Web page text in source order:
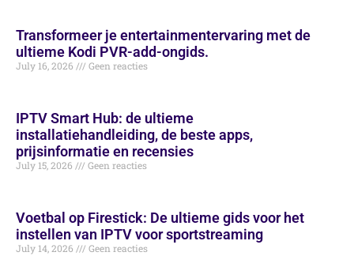
Transformeer je entertainmentervaring met de
ultieme Kodi PVR-add-ongids.
July 16, 2026 Geen reacties
IPTV Smart Hub: de ultieme
installatiehandleiding, de beste apps,
prijsinformatie en recensies
July 15, 2026 Geen reacties
Voetbal op Firestick: De ultieme gids voor het
instellen van IPTV voor sportstreaming
July 14, 2026 Geen reacties